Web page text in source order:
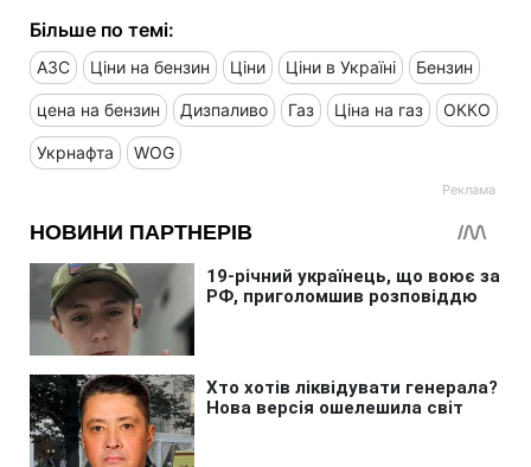
Більше по темі:
АЗС Ціни на бензин Ціни Ціни в Україні Бензин
цена на бензин Дизпаливо Газ Ціна на газ ОККО
Укрнафта WOG